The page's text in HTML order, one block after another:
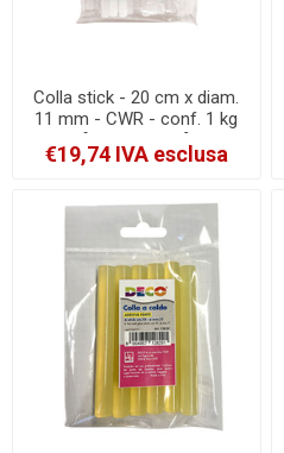
Colla stick - 20 cm x diam.
11 mm - CWR - conf. 1 kg
[T075A/1000]
€19,74 IVA esclusa